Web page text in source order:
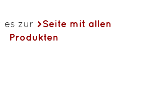
es zur
Seite mit allen
Produkten